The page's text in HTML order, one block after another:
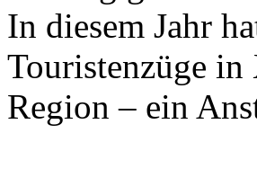
In diesem Jahr
Touristenzüge
Region – ein